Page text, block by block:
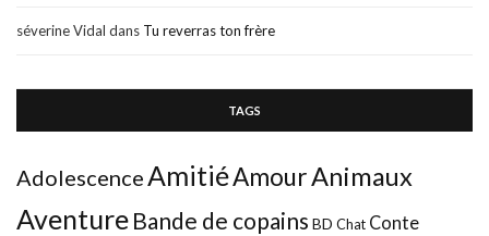
séverine Vidal dans Tu reverras ton frère
TAGS
Adolescence AmitiéAmourAnimaux
Aventure Bande de copains BD Chat Conte